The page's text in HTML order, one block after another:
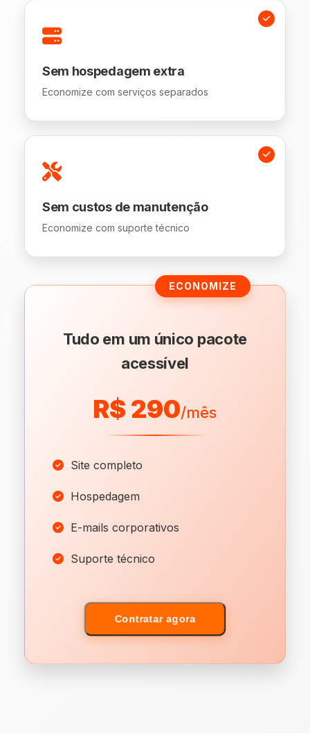
Sem hospedagem extra
Economize com serviços separados
Sem custos de manutenção
Economize com suporte técnico
ECONOMIZE
Tudo em um único pacote
acessível
R$ 290/mês
Site completo
Hospedagem
E-mails corporativos
Suporte técnico
Contratar agora